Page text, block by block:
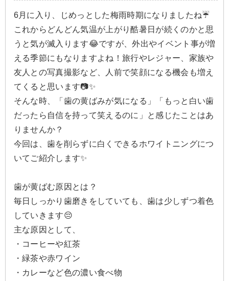
6月に入り、じめっとした梅雨時期になりましたね☔️
これからどんどん気温が上がり酷暑日が続くのかと思
うと気が滅入ります😂ですが、外出やイベント事が増
える季節にもなりますよね！旅行やレジャー、家族や
友人との写真撮影など、人前で笑顔になる機会も増え
てくると思います📷✨
そんな時、「歯の黄ばみが気になる」「もっと白い歯
だったら自信を持って笑えるのに」と感じたことはあ
りませんか？
今回は、歯を削らずに白くできるホワイトニングにつ
いてご紹介します✨
歯が黄ばむ原因とは？
毎日しっかり歯磨きをしていても、歯は少しずつ着色
していきます😔
主な原因として、
・コーヒーや紅茶
・緑茶や赤ワイン
・カレーなど色の濃い食べ物